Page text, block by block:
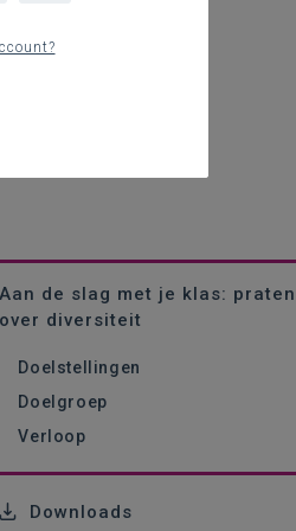
Aan de slag met je klas:
over diversiteit
Doelstellingen
Doelgroep
Verloop
Downloads